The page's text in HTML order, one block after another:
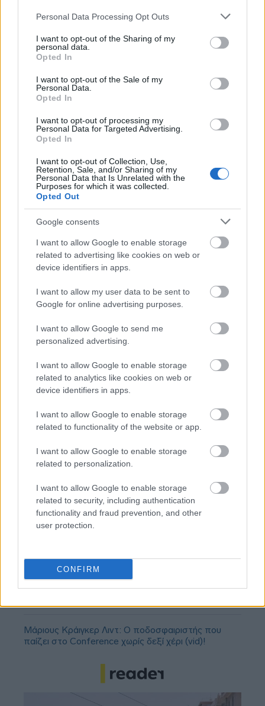
Please note that this website/app uses one or more Google
not limited to your visit or usage behaviour. You may click to
grant or deny consent to Google and its third-party tags to
use your data for below specified purposes in below Google
consent section.
Personal Data Processing Opt Outs
I want to opt-out of the Sharing of my
personal data.
Opted In
I want to opt-out of the Sale of my
Personal Data.
Opted In
I want to opt-out of processing my
Personal Data for Targeted Advertising.
Opted In
I want to opt-out of Collection, Use,
Retention, Sale, and/or Sharing of my
Personal Data that Is Unrelated with the
Purposes for which it was collected.
Opted Out
Google consents
I want to allow Google to enable storage
related to advertising like cookies on web or
device identifiers in apps.
I want to allow my user data to be sent to
Google for online advertising purposes.
I want to allow Google to send me
personalized advertising.
I want to allow Google to enable storage
related to analytics like cookies on web or
device identifiers in apps.
I want to allow Google to enable storage
related to functionality of the website or app.
I want to allow Google to enable storage
related to personalization.
I want to allow Google to enable storage
related to security, including authentication
functionality and fraud prevention, and other
user protection.
CONFIRM
Διαβάζονται αυτή τη στιγμή
Η γαλάζια «θετική ατζέντα» στο δρόμο για το
2027 - Το παράπονο της Καρυστιανού - Στον
Πυρόπληκτοι: Τι σημαίνουν τα «πράσινα»,
«κίτρινα» και «κόκκινα» σπίτια για τις
Ποια είναι η (κυβερνητική) λίστα με τα μεγάλα
οδικά έργα και τα εκτιμώμενα
χρονοδιαγράμματα
BEST OFINTERNET
διαγωνισμός
Τζέφρι Μονκαντά: Ποιος είναι ο «εγκέφαλος» που
Μάριους Κράιγκερ Λιντ: Ο ποδοσφαιριστής που
παίζει στο Conference χωρίς δεξί χέρι (vid)!